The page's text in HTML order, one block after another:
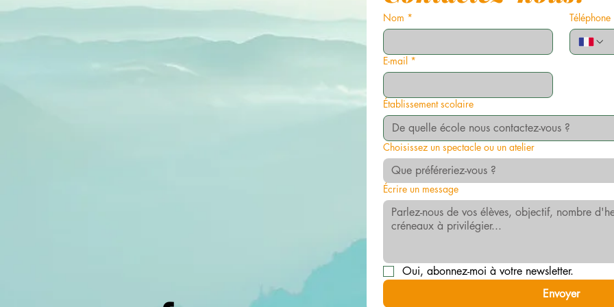
Nom * Téléphone
E-mail *
Établissement scolaire
Choisissez un spectacle ou un atelier
Que préféreriez-vous ?
Écrire un message
Oui, abonnez-moi à votre newsletter.
Envoyer